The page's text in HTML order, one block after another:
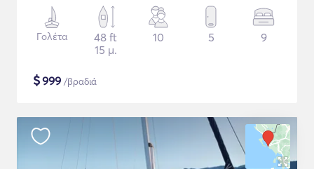
Γολέτα
48 ft
15 μ.
10 5 9
$999 /βραδιά